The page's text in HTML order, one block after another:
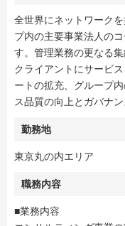
全世界にネットワーク
プ内の主要事業法人の
す。管理業務の更なる
クライアントにサービ
ートの拡充、グループ
ス品質の向上とガバナ
勤務地
東京丸の内エリア
職務内容
■業務内容